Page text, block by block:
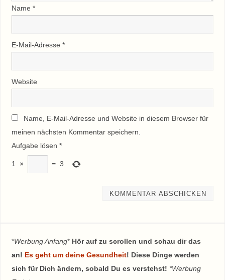
Name *
E-Mail-Adresse *
Website
Name, E-Mail-Adresse und Website in diesem Browser für
meinen nächsten Kommentar speichern.
Aufgabe lösen *
1 × = 3
*Werbung Anfang* Hör auf zu scrollen und schau dir das
an! Es geht um deine Gesundheit! Diese Dinge werden
sich für Dich ändern, sobald Du es verstehst! *Werbung